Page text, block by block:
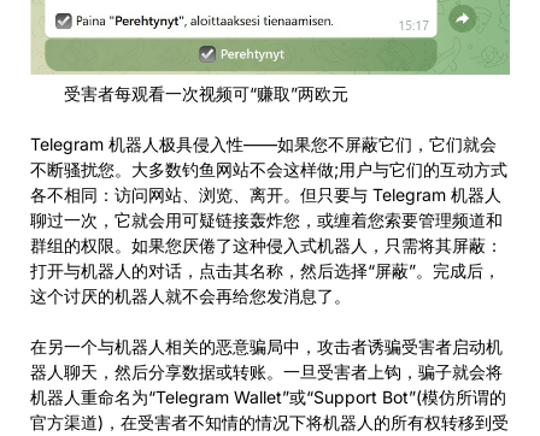
受害者每观看一次视频可“赚取”两欧元
Telegram 机器人极具侵入性——如果您不屏蔽它们，它们就会
不断骚扰您。大多数钓鱼网站不会这样做;用户与它们的互动方式
各不相同：访问网站、浏览、离开。但只要与 Telegram 机器人
聊过一次，它就会用可疑链接轰炸您，或缠着您索要管理频道和
群组的权限。如果您厌倦了这种侵入式机器人，只需将其屏蔽：
打开与机器人的对话，点击其名称，然后选择“屏蔽”。完成后，
这个讨厌的机器人就不会再给您发消息了。
在另一个与机器人相关的恶意骗局中，攻击者诱骗受害者启动机
器人聊天，然后分享数据或转账。一旦受害者上钩，骗子就会将
机器人重命名为“Telegram Wallet”或“Support Bot”(模仿所谓的
官方渠道)，在受害者不知情的情况下将机器人的所有权转移到受